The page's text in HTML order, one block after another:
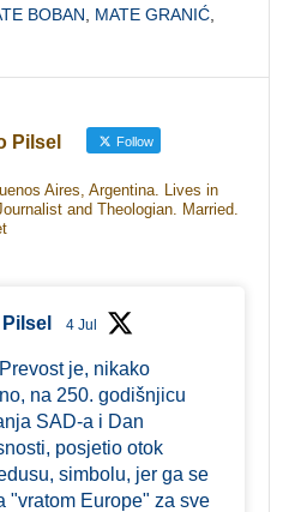
BOBAN MATE GRANIĆ
Pilsel Follow
Aires, Argentina. Lives in
and Theologian. Married.
4 Jul
je, nikako
na 250. godišnjicu
SAD-a i Dan
posjetio otok
simbolu, jer ga se
"vratom Europe" za sve